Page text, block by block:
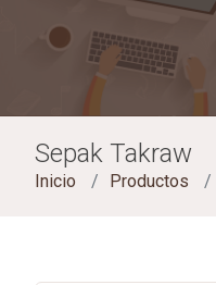
Sepak Takraw
Inicio Productos